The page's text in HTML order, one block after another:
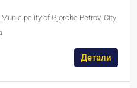
of Gjorche Petrov, City
Детали